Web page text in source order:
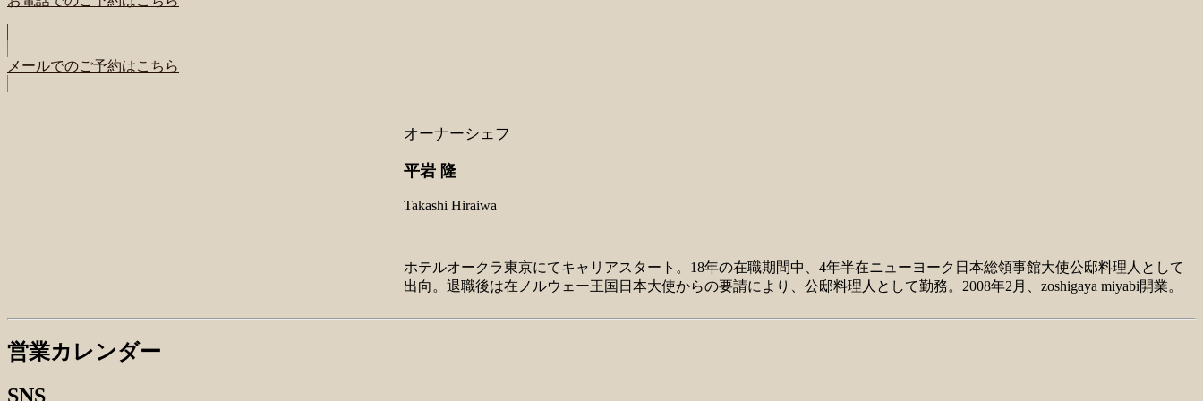
メールでのご予約はこちら
オーナーシェフ
平岩 隆
Takashi Hiraiwa
ホテルオークラ東京にてキャリアスタート。18年の在職期間中、4年半在ニューヨーク日本総領事館大使公邸料理人として
出向。退職後は在ノルウェー王国日本大使からの要請により、公邸料理人として勤務。2008年2月、zoshigaya miyabi開業。
営業カレンダー
SNS